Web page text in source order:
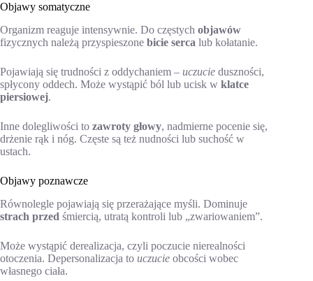
Objawy somatyczne
Organizm reaguje intensywnie. Do częstych objawów
fizycznych należą przyspieszone bicie serca lub kołatanie.
Pojawiają się trudności z oddychaniem – uczucie duszności,
spłycony oddech. Może wystąpić ból lub ucisk w klatce
piersiowej.
Inne dolegliwości to zawroty głowy, nadmierne pocenie się,
drżenie rąk i nóg. Częste są też nudności lub suchość w
ustach.
Objawy poznawcze
Równolegle pojawiają się przerażające myśli. Dominuje
strach przed śmiercią, utratą kontroli lub „zwariowaniem”.
Może wystąpić derealizacja, czyli poczucie nierealności
otoczenia. Depersonalizacja to uczucie obcości wobec
własnego ciała.